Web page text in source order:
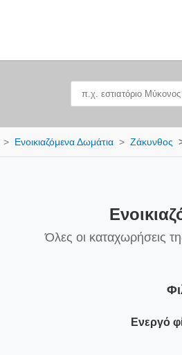
Ενοικιαζόμενα Δωμάτια Ζάκυνθος
Όλες οι καταχωρήσεις
Ενεργό